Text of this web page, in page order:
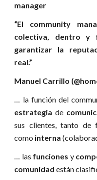
manager
“El community
colectiva, dentro y
garantizar la
real.”
Manuel Carrillo
… la función del
estrategia de
sus clientes, tanto de
como interna
… las funciones y
comunidad están